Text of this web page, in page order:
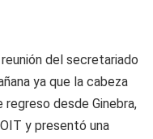
del secretariado
ya que la cabeza
desde Ginebra,
y presentó una